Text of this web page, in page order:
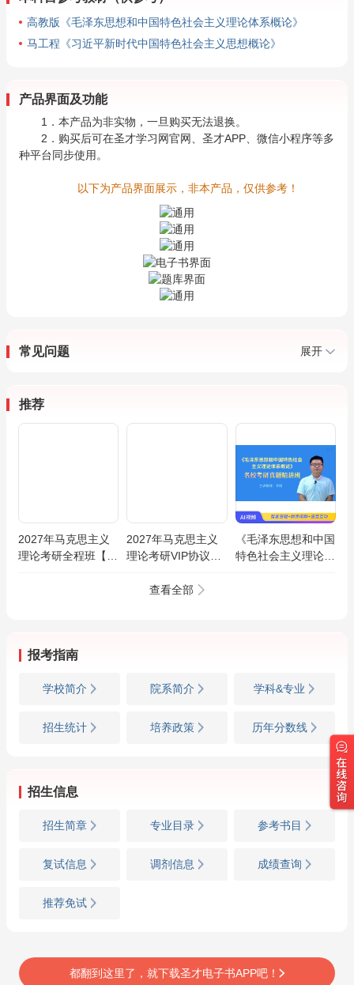
高教版《毛泽东思想和中国特色社会主义理论体系概论》
马工程《习近平新时代中国特色社会主义思想概论》
产品界面及功能
1．本产品为非实物，一旦购买无法退换。
2．购买后可在圣才学习网官网、圣才APP、微信小程序等多
种平台同步使用。
以下为产品界面展示，非本产品，仅供参考！
常见问题 展开
推荐
2027年马克思主义
理论考研全程班【马
2027年马克思主义
理论考研VIP协议班
理/马克思主义中国
《毛泽东思想和中国
特色社会主义理论体
查看全部
报考指南
学校简介 院系简介 学科&专业
招生统计 培养政策 历年分数线
招生信息
招生简章 专业目录 参考书目
复试信息 调剂信息 成绩查询
推荐免试
都翻到这里了，就下载圣才电子书APP吧！